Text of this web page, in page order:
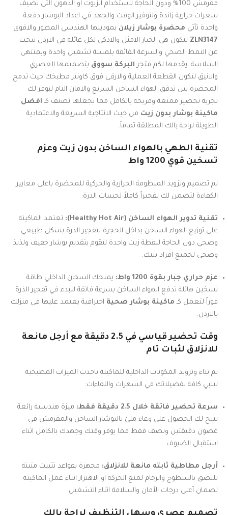
مقرمش 100% ودون الحاجة لاستخدام الزيوت او الدهون التي تضيف
سعرات حرارية زائدة ولتوفير الوقت والجهد في اعداد البوشار دفعة
واحدة تأتي محضرة بوشار زيلان بموديلها الهندسي المطور والاقوى
ZLN3147 لتكون هي الخيار الامثل والاذكى لكل عائلة في الاردن تبحث
عن النمط الصحي والسرعة الفائقة بلمسة تشغيل واحدة وبمنتهى
السلاسة. يقدمها لكم متجر البركة سووق بتصميمها العصري
والانيق لتكون القطعة العملية والارقى فوق كاونتر مطبخك حيث تدمج
المحضرة بين تدفق الهواء الساخن السريع والامان التام ليوفر لك
تجربة تحضير ممتعة ومريحة بالكامل مما يجعلها تصنف كـ افضل
ماكينة بوشار بدون زيت من حيث الانتاجية السريعة والاعتمادية
الطويلة لراحة بالك المطلقة تماماً.
تقنية الطهي بالهواء الساخن بدون زيت وعزم
تسخين قوي 1200 واط
تم تصميم وتزويد المنظومة الحرارية والحركية للمحضرة باعلى معايير
الكفاءة لتضمن لك تفجيراً كاملاً لحبيبات الذرة:
تقنية تدوير الهواء الساخن (Healthy Hot Air):
تعتمد الماكينة
على توزيع الهواء الساخن بداخل الحجرة لتفجير الذرة بشكل طبيعي
وصحي دون الحاجة لنقطة زيت واحدة لتقوم بتقديم بوشار خفيف ولذيذ
وصحي لجميع افراد بيتك.
عزم حراري جبار بقوة 1200 واط:
يمنحك السخان الداخلي طاقة
تسخين هائلة تدفع الهواء الساخن بسرعة فائقة للبدء في تفجير الذرة
فوراً لتعمل كـ ماكينة بوشار صحية احترافية يعتمد عليها في منزلك
بالاردن.
وقت تحضير قياسي في 2.5 دقيقة مع أرجل مانعة
للانزلاق لثبات تام
تم بناء وتزويد المكونات الداخلية للماكينة باحدث الميزات المطبخية
لتلبي كافة تفضيلاتك في السهرات واللقاءات:
سرعة تحضير فائقة خلال 2.5 دقيقة فقط:
ميزة هندسية رائعة
تتيح لك الحصول على وعاء ملئ بالبوشار الساخن والمقرمش في
غضون دقيقتين ونصف فقط مما يوفر وقتك وجهدك بالكامل اثناء
استقبال الضيوف.
أرجل مطاطية ثابته مانعة للانزلاق: مجهزة بقواعد تثبيت متينة
تلتصق بالسطوح والرخام لمنع الحركة او الاهتزاز اثناء عمل الماكينة
لضمان أعلى درجات الأمان والسلامة اثناء التشغيل.